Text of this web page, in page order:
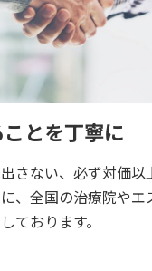
とを丁寧に
出さない、必ず対価
、全国の治療院や
ております。